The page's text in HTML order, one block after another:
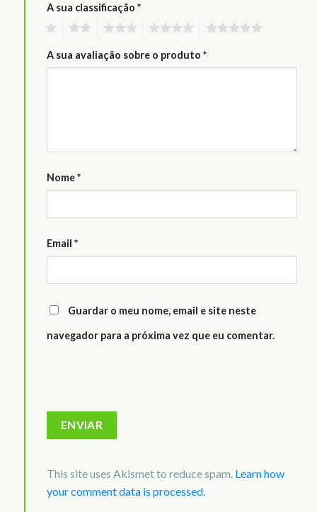
A sua classificação *
A sua avaliação sobre o produto *
Nome*
Email *
Guardar o meu nome, email e site neste
navegador para a próxima vez que eu comentar.
This site uses Akismet to reduce spam. Learn how
your comment data is processed.